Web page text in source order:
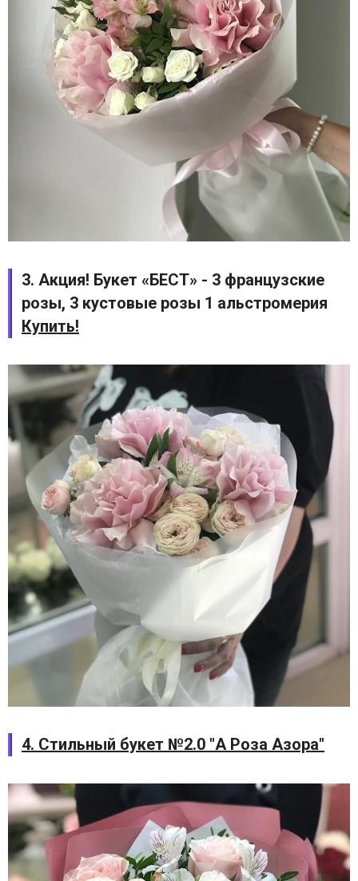
3. Акция! Букет «БЕСТ» - 3 французские
розы, 3 кустовые розы 1 альстромерия
Купить!
4. Стильный букет №2.0 "А Роза Азора"